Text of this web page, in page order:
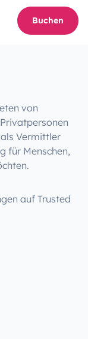
Buchen
von
Vermittler
für Menschen,
auf Trusted